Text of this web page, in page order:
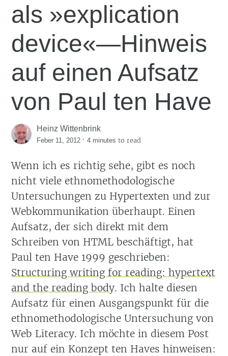
als »explication
device«—Hinweis
auf einen Aufsatz
von Paul ten Have
Heinz Wittenbrink
Feber 11, 2012 ·4 minutes to read
Wenn ich es richtig sehe, gibt es noch
nicht viele ethnomethodologische
Untersuchungen zu Hypertexten und zur
Webkommunikation überhaupt. Einen
Aufsatz, der sich direkt mit dem
Schreiben von HTML beschäftigt, hat
Paul ten Have 1999 geschrieben:
Structuring writing for reading: hypertext
and the reading body. Ich halte diesen
Aufsatz für einen Ausgangspunkt für die
ethnomethodologische Untersuchung von
Web Literacy. Ich möchte in diesem Post
nur auf ein Konzept ten Haves hinweisen: